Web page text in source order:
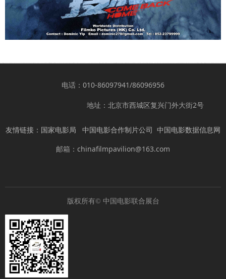
版权所有© 中国电影联合展台
友情链接： 国家电影局 中国电影合作制片公司 中国电影数据信息网
电话：010-86097941/86096956
邮箱：chinafilmpavilion@163.com
地址：北京市西城区复兴门外大街2号